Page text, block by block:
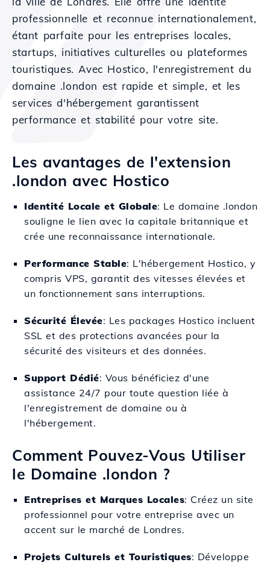
professionnelle et reconnue internationalement,
étant parfaite pour les entreprises locales,
startups, initiatives culturelles ou plateformes
touristiques. Avec Hostico, l'enregistrement du
domaine .london est rapide et simple, et les
services d'hébergement garantissent
performance et stabilité pour votre site.
Les avantages de l'extension
.london avec Hostico
Identité Locale et Globale: Le domaine .london
souligne le lien avec la capitale britannique et
crée une reconnaissance internationale.
Performance Stable: L'hébergement Hostico, y
compris VPS, garantit des vitesses élevées et
un fonctionnement sans interruptions.
Sécurité Élevée: Les packages Hostico incluent
SSL et des protections avancées pour la
sécurité des visiteurs et des données.
Support Dédié: Vous bénéficiez d'une
assistance 24/7 pour toute question liée à
l'enregistrement de domaine ou à
l'hébergement.
Comment Pouvez-Vous Utiliser
le Domaine .london ?
Entreprises et Marques Locales: Créez un site
professionnel pour votre entreprise avec un
accent sur le marché de Londres.
Projets Culturels et Touristiques: Développe